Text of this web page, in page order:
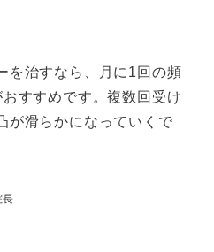
を治すなら、月に1回の頻
すすめです。複数回受け
が滑らかになっていくで
長